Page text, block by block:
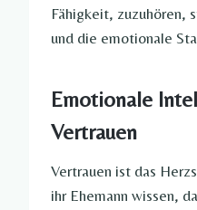
Fähigkeit, zuzuhören,
und die emotionale
Emotionale
Vertrauen
Vertrauen ist das
ihr Ehemann wissen,